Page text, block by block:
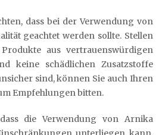
dass bei der Verwendung von
geachtet werden sollte. Stellen
aus vertrauenswürdigen
keine schädlichen Zusatzstoffe
sind, können Sie auch Ihren
Empfehlungen bitten.
die Verwendung von Arnika